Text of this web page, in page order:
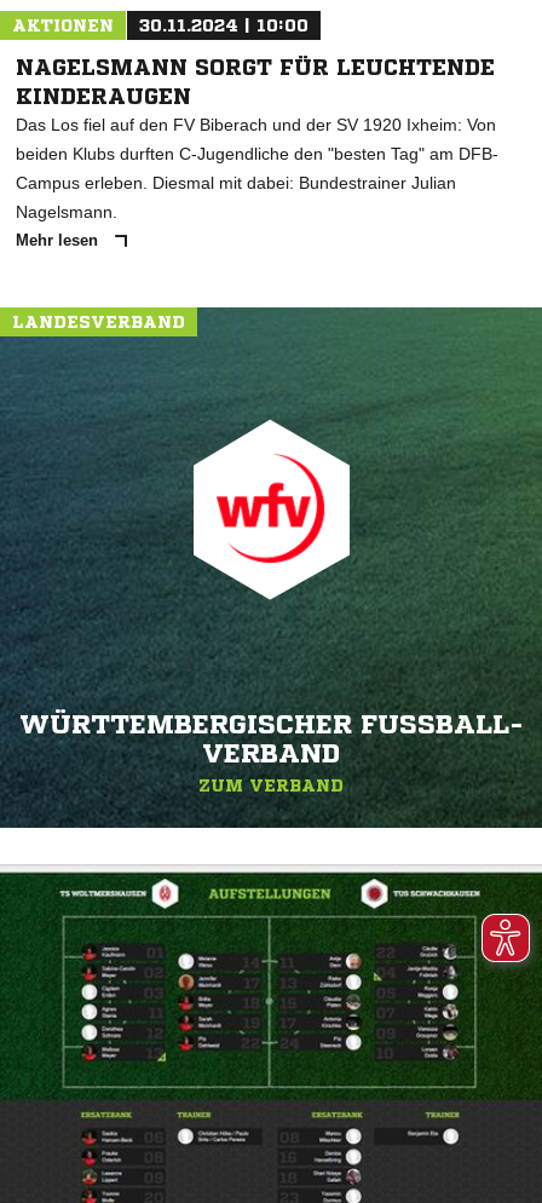
AKTIONEN 30.11.2024 | 10:00
NAGELSMANN SORGT FÜR LEUCHTENDE
KINDERAUGEN
Das Los fiel auf den FV Biberach und der SV 1920 Ixheim: Von
beiden Klubs durften C-Jugendliche den "besten Tag" am DFB-
Campus erleben. Diesmal mit dabei: Bundestrainer Julian
Nagelsmann.
Mehr lesen
LANDESVERBAND
WÜRTTEMBERGISCHER FUSSBALL-V
ERBAND
ZUM VERBAND